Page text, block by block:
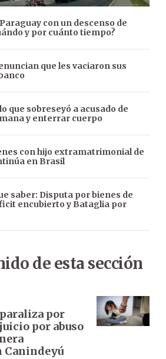
con un descenso de
y por cuánto tiempo?
que les vaciaron sus
que sobreseyó a acusado de
y enterrar cuerpo
con hijo extramatrimonial de
en Brasil
saber: Disputa por bienes de
encubierto y Bataglia por
de esta sección
por
por abuso
Canindeyú